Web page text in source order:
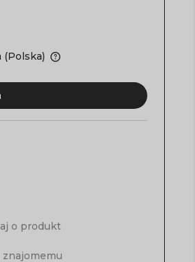
(Polska)
o produkt
znajomemu